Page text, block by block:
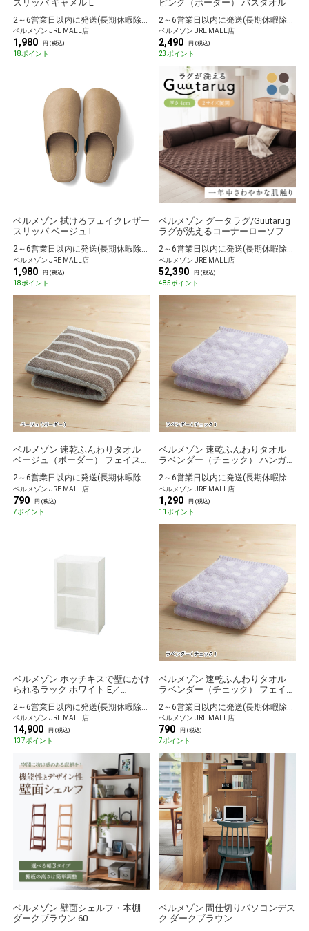
スリッパ キャメル L
2～6営業日以内に発送(長期休暇除く)
ベルメゾン JRE MALL店
1,980 円 (税込)
18ポイント
ピンク（ボーダー） バスタオル
2～6営業日以内に発送(長期休暇除く)
ベルメゾン JRE MALL店
2,490 円 (税込)
23ポイント
ベルメゾン 拭けるフェイクレザー
スリッパ ベージュ L
2～6営業日以内に発送(長期休暇除く)
ベルメゾン JRE MALL店
1,980 円 (税込)
18ポイント
ベルメゾン グータラグ/Guutarug
ラグが洗えるコーナーローソファ
2～6営業日以内に発送(長期休暇除く)
ベルメゾン JRE MALL店
52,390 円 (税込)
485ポイント
ベルメゾン 速乾ふんわりタオル
ベージュ（ボーダー） フェイスタ
2～6営業日以内に発送(長期休暇除く)
ベルメゾン JRE MALL店
790 円 (税込)
7ポイント
ベルメゾン 速乾ふんわりタオル
ラベンダー（チェック） ハンガー
2～6営業日以内に発送(長期休暇除く)
ベルメゾン JRE MALL店
1,290 円 (税込)
11ポイント
ベルメゾン ホッチキスで壁にかけ
られるラック ホワイト E／
ベルメゾン JRE MALL店
14,900 円 (税込)
137ポイント
ベルメゾン 速乾ふんわりタオル
ラベンダー（チェック） フェイス
ベルメゾン JRE MALL店
790 円 (税込)
7ポイント
ベルメゾン 壁面シェルフ・本棚
ダークブラウン 60
ベルメゾン 間仕切りパソコンデス
ク ダークブラウン